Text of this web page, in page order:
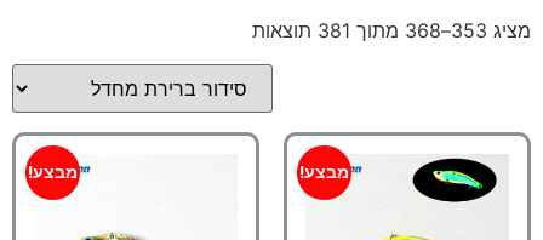
מציג 353–368 מתוך 381 תוצאות
מבצע! מבצע!